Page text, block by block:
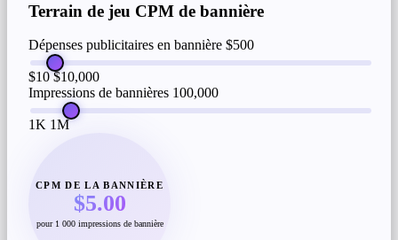
Terrain de jeu CPM de bannière
Dépenses publicitaires en bannière $500
$10 $10,000
Impressions de bannières 100,000
1K 1M
CPM DE LA BANNIÈRE
$5.00
pour 1 000 impressions de bannière